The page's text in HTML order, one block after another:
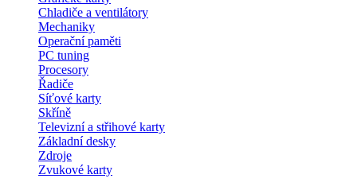
Chladiče a ventilátory
Mechaniky
Operační paměti
PC tuning
Procesory
Řadiče
Síťové karty
Skříně
Televizní a střihové karty
Základní desky
Zdroje
Zvukové karty